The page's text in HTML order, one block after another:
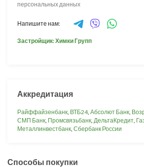
персональных данных
Напишите нам:
Застройщик: Химки Групп
Аккредитация
Райффайзенбанк, ВТБ24, Абсолют Банк,
СМП Банк, Промсвязьбанк, ДельтаКредит,
Металлинвестбанк, Сбербанк России
Способы покупки